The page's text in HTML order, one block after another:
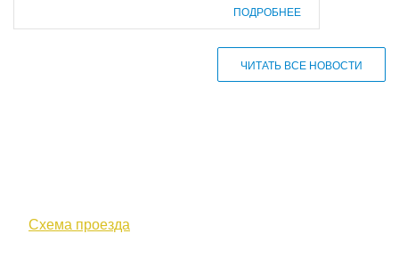
ПОДРОБНЕЕ
ЧИТАТЬ ВСЕ НОВОСТИ
Схема проезда